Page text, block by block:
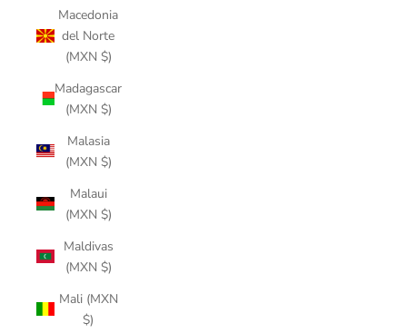
Macedonia
del Norte
(MXN $)
Madagascar
(MXN $)
Malasia
(MXN $)
Malaui
(MXN $)
Maldivas
(MXN $)
Mali (MXN
$)